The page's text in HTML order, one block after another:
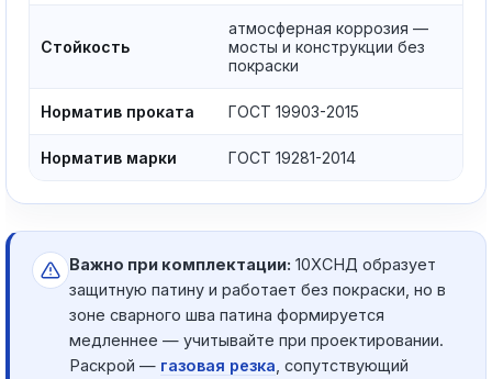
Стойкость
атмосферная коррозия —
мосты и конструкции без
покраски
Норматив проката ГОСТ 19903-2015
Норматив марки ГОСТ 19281-2014
Важно при комплектации: 10ХСНД образует
защитную патину и работает без покраски, но в
зоне сварного шва патина формируется
медленнее — учитывайте при проектировании.
Раскрой — газовая резка , сопутствующий